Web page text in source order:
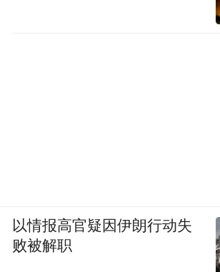
以情报高官疑因伊朗行动失
败被解职